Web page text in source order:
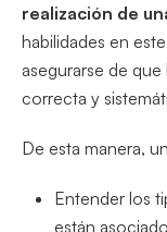
realización de
habilidades en
asegurarse de que
correcta y
De esta manera,
Entender los
están